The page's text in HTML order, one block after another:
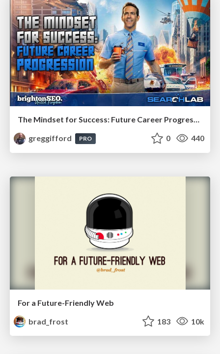
The Mindset for Success: Future Career Progression
greggifford
PRO 0 440
For a Future-Friendly Web
brad_frost
183 10k